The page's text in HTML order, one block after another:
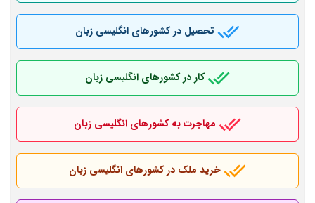
تحصیل در کشورهای انگلیسی زبان
کار در کشورهای انگلیسی زبان
مهاجرت به کشورهای انگلیسی زبان
خرید ملک در کشورهای انگلیسی زبان